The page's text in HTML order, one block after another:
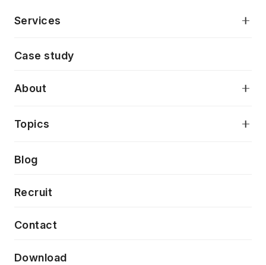
Services
AI駆動開発支援
モダナイゼーション
特徴量エンジニアリングと生成AI
デジタルプロダクトデザイン
デザインシステム構築支援
フロントエンド開発
Case study
About
当社が目指しているもの
Topics
Press release
News
Event/Seminer
Blog
Recruit
Contact
Download